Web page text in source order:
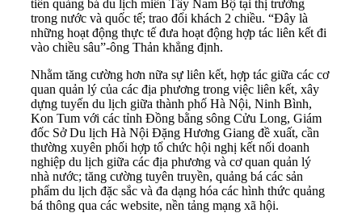
tiến quảng bá du lịch miền Tây Nam Bộ tại thị trường
trong nước và quốc tế; trao đổi khách 2 chiều. “Đây là
những hoạt động thực tế đưa hoạt động hợp tác liên kết đi
vào chiều sâu”-ông Thản khẳng định.
Nhằm tăng cường hơn nữa sự liên kết, hợp tác giữa các cơ
quan quản lý của các địa phương trong việc liên kết, xây
dựng tuyến du lịch giữa thành phố Hà Nội, Ninh Bình,
Kon Tum với các tỉnh Đồng bằng sông Cửu Long, Giám
đốc Sở Du lịch Hà Nội Đặng Hương Giang đề xuất, cần
thường xuyên phối hợp tổ chức hội nghị kết nối doanh
nghiệp du lịch giữa các địa phương và cơ quan quản lý
nhà nước; tăng cường tuyên truyền, quảng bá các sản
phẩm du lịch đặc sắc và đa dạng hóa các hình thức quảng
bá thông qua các website, nền tảng mạng xã hội.